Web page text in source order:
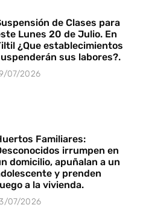
de Clases para
Lunes 20 de Julio. En
¿Que establecimientos
sus labores?.
07/2026
Familiares:
irrumpen en
domicilio, apuñalan a un
y prenden
a la vivienda.
07/2026